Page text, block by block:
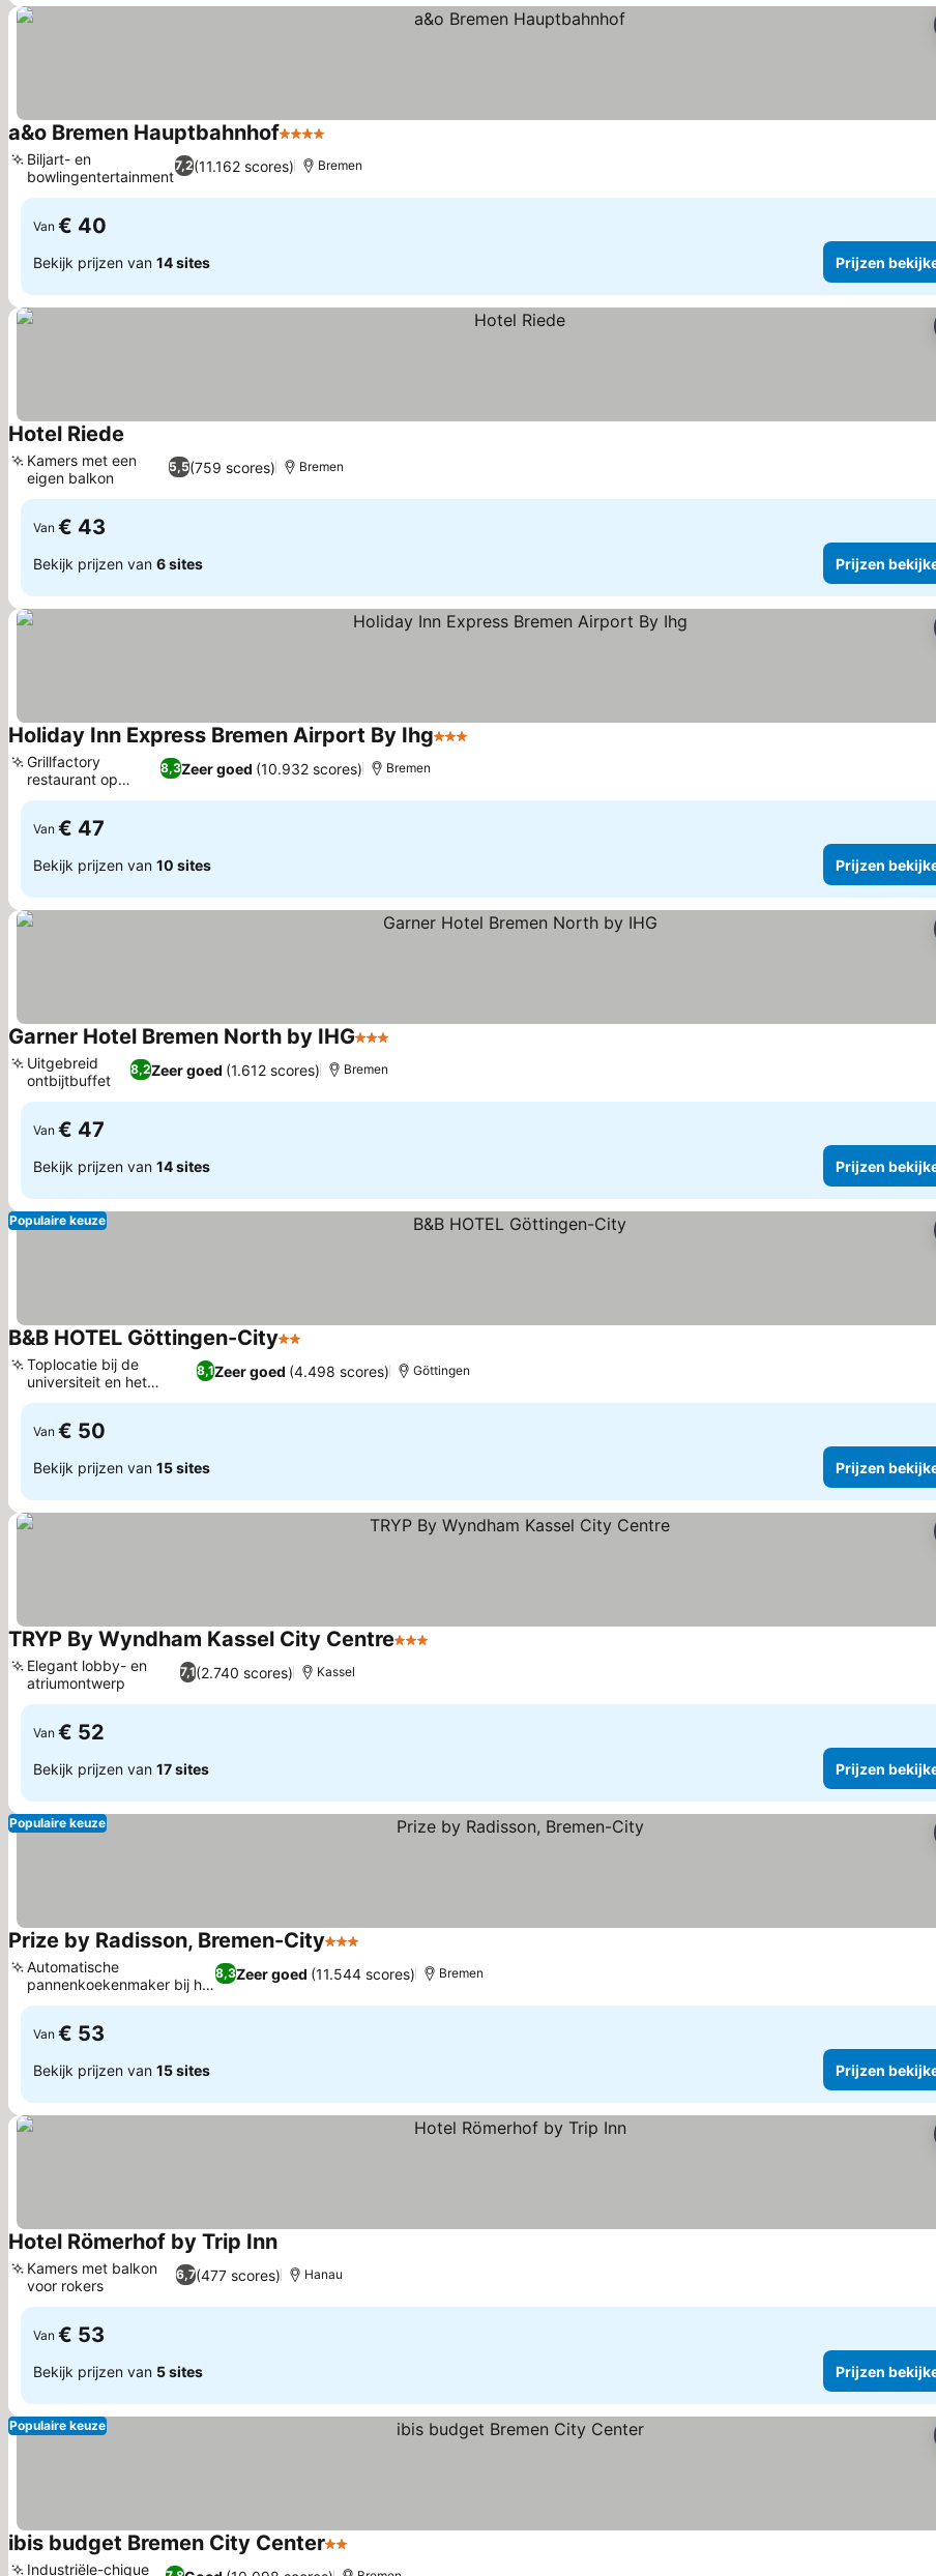
a&o Bremen Hauptbahnhof4 Sterren
7,2(11.162 scores)
Biljart- en
bowlingentertainment
Bremen
Van € 40
Bekijk prijzen van 14 sites Prijzen
Hotel Riede
5,5(759 scores)
Kamers met een
eigen balkon
Bremen
Van € 43
Bekijk prijzen van 6 sites Prijzen
Holiday Inn Express Bremen Airport By Ihg3 Sterren
8,3Zeer goed (10.932 scores)
Grillfactory
restaurant op
locatie
Bremen
Van € 47
Bekijk prijzen van 10 sites Prijzen
Garner Hotel Bremen North by IHG3 Sterren
8,2Zeer goed (1.612 scores)
Uitgebreid
ontbijtbuffet
Bremen
Van € 47
Bekijk prijzen van 14 sites Prijzen
Populaire keuze
B&B HOTEL Göttingen-City2 Sterren
8,1Zeer goed (4.498 scores)
Toplocatie bij de
universiteit en het
station
Göttingen
Van € 50
Bekijk prijzen van 15 sites Prijzen
TRYP By Wyndham Kassel City Centre3 Sterren
7,1(2.740 scores)
Elegant lobby- en
atriumontwerp
Kassel
Van € 52
Bekijk prijzen van 17 sites Prijzen
Populaire keuze
Prize by Radisson, Bremen-City3 Sterren
8,3Zeer goed (11.544 scores)
Automatische
pannenkoekenmaker bij het
ontbijt
Bremen
Van € 53
Bekijk prijzen van 15 sites Prijzen
Hotel Römerhof by Trip InnPrijzen bekijken
6,7(477 scores)
Kamers met balkon
voor rokers
Hanau
Van € 53
Bekijk prijzen van 5 sites Prijzen
Populaire keuze
ibis budget Bremen City Center2 Sterren
Industriële-chique